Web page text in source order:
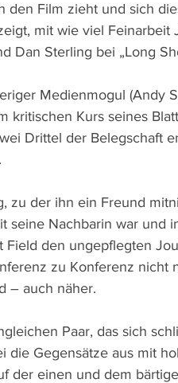
den Film zieht und sich
mit wie viel Feinarbeit
Dan Sterling bei „Long
Medienmogul (Andy
kritischen Kurs seines
Drittel der Belegschaft
zu der ihn ein Freund
seine Nachbarin war und
den ungepflegten
zu Konferenz nicht
– auch näher.
Paar, das sich
die Gegensätze aus mit
der einen und dem